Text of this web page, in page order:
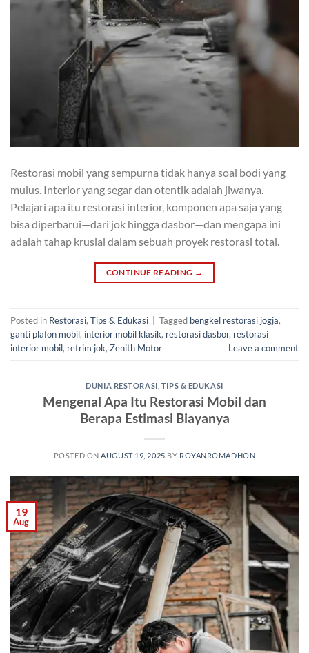
Restorasi mobil yang sempurna tidak hanya soal bodi yang
mulus. Interior yang segar dan otentik adalah jiwanya.
Pelajari apa itu restorasi interior, komponen apa saja yang
bisa diperbarui—dari jok hingga dasbor—dan mengapa ini
adalah tahap krusial dalam sebuah proyek restorasi total.
CONTINUE READING →
Posted in Restorasi, Tips & Edukasi Tagged bengkel restorasi jogja,
ganti plafon mobil, interior mobil klasik, restorasi dasbor, restorasi
interior mobil, retrim jok, Zenith Motor Leave a comment
DUNIA RESTORASI TIPS & EDUKASI
Mengenal Apa Itu Restorasi Mobil dan
Berapa Estimasi Biayanya
POSTED ONAUGUST 19, 2025 BY ROYANROMADHON
19
Aug